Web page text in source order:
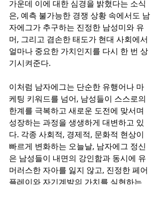
가운데 이에 대한 심경을 밝혔다는 소식
은, 예측 불가능한 경쟁 상황 속에서도 남
자에그가 추구하는 진정한 남성미와 유
머, 그리고 겸손한 태도가 현대 사회에서
얼마나 중요한 가치인지를 다시 한 번 상
기시켜준다.
이처럼 남자에그는 단순한 유행어나 마
케팅 키워드를 넘어, 남성들이 스스로의
한계를 극복하고 새로운 도전에 맞서며
성장하는 과정을 생생하게 대변하고 있
다. 각종 사회적, 경제적, 문화적 현상이
빠르게 변화하는 오늘날, 남자에그 정신
은 남성들이 내면의 강인함과 동시에 유
머러스한 자아를 잃지 않고, 진정한 페어
플레이와 자기계발의 가치를 실현하는